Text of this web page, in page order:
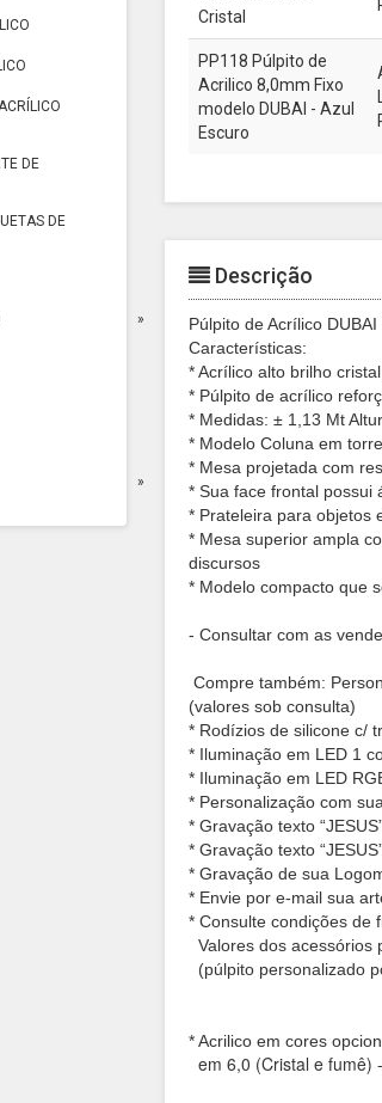
DE
DE
Cristal
PP118 Púlpito de
Acrilico 8,0mm Fixo
modelo DUBAI - Azul
Escuro
Descrição
Púlpito de Acrílico
Características:
* Acrílico alto brilho
* Púlpito de acrílico
* Medidas: ± 1,13 Mt
* Modelo Coluna em
* Mesa projetada com
* Sua face frontal possui
* Prateleira para objetos
* Mesa superior ampla
discursos
* Modelo compacto que
- Consultar com as
Compre também:
(valores sob consulta)
* Rodízios de silicone c/
* Iluminação em LED 1
* Iluminação em LED
* Personalização com
* Gravação texto
* Gravação texto
* Gravação de sua
* Envie por e-mail sua
* Consulte condições de
Valores dos acessórios
(púlpito personalizado
* Acrilico em cores
em 6,0 (Cristal e fumê) -